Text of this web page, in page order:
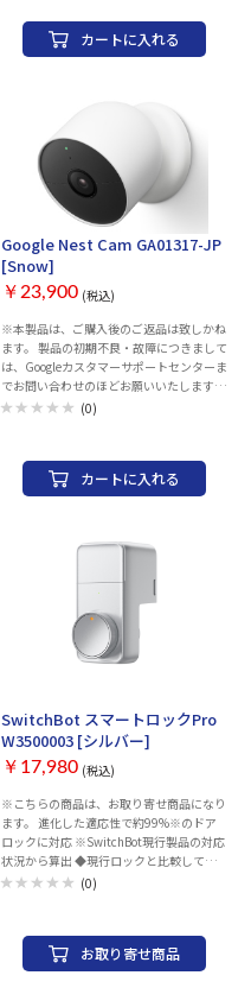
ポリプロピレン・イオン交換樹脂・ヤシ殻
活性炭 サイズ：幅約177mm×奥行約
177mm×高さ約144mm(給電ベース含む)
用ACアダプター(MPA-ACU07：入力
AC100V～240V、出力5V/1A)、専用USB給
電ケーブル(ケーブル長：約1.5m(コネク
ター部含まず))、ポンプ用予備フィルタ
ー、お手入れブラシ 最大容量：約2L カラ
ー：ブラック 屋内・屋外：屋内専用 ※
ケージ・サークル内で使用しないでくださ
い。 使用温度・湿度：温度：5℃～40℃、
湿度：10%～85%(結露なきこと) 保存温
度・湿度：温度：-10℃～60℃、湿度：
円/月 ※1kWh：31円で計算していま
す。※こちらの電力量料金はあくまで目安
です。詳細な電力料金単価は、ご契約の電
力会社にお問い合わせください。 静音
性：9dB以下 ※本体から約30cmの距離
カートに入れる
Google Nest Cam GA01317-JP
[Snow]
￥23,900 (税込)
※本製品は、ご購入後のご返品は致しかね
ます。 製品の初期不良・故障につきまして
は、Googleカスタマーサポートセンターま
でお問い合わせのほどお願いいたします。
保証の際には、納品書（購入証明書）が必
番号：0120-585-624 （営業時間：9時
～18時） タイプ：ネットワークカメラ 屋
外対応：○ 有効画素数：200 万画素 受像
○ 見守り：○ 防塵・防水：IP54 内蔵マイ
能：標準 スマホ・アプリ対応：
iOS/Android 幅x高さx奥行：83x83x83
mm 重量：398 g
(0)
カートに入れる
SwitchBot スマートロックPro
W3500003 [シルバー]
￥17,980 (税込)
※こちらの商品は、お取り寄せ商品になり
ます。 進化した適応性で約99%※のドア
ロックに対応 ※SwitchBot現行製品の対応
状況から算出 ◆現行ロックと比較して、
ロックProは、6つの機能がさらに進化！
う無段階可変構造のアタッチメントやを採
用し、どんなサムターンでも人間の「手」
のようにしっかり掴みます。 また、土台の
(0)
お取り寄せ商品